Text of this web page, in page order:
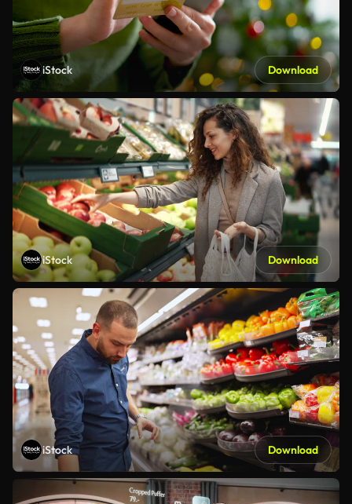
iStock Download
iStock Download
iStock Download